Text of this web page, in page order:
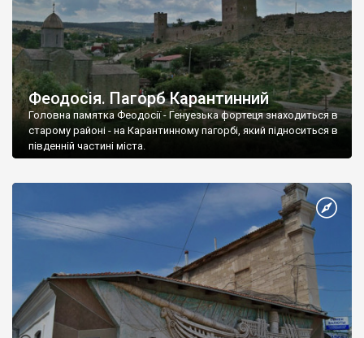
Феодосія. Пагорб Карантинний
Головна памятка Феодосії - Генуезька фортеця знаходиться в
старому районі - на Карантинному пагорбі, який підноситься в
південній частині міста.